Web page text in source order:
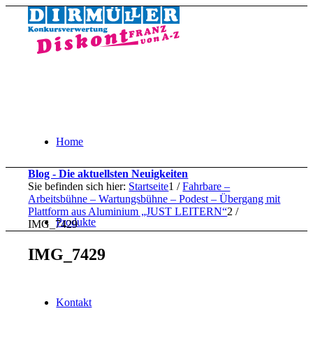
Home
Produkte
Kontakt
Blog - Die aktuellsten Neuigkeiten
Sie befinden sich hier: Startseite1 / Fahrbare –
Arbeitsbühne – Wartungsbühne – Podest – Übergang mit
Plattform aus Aluminium „JUST LEITERN“2 /
IMG_7429
IMG_7429